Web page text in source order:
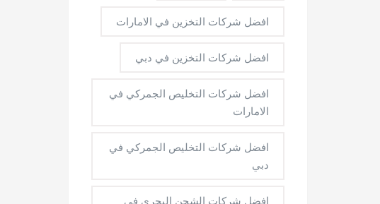
افضل شركات التخزين في الامارات
افضل شركات التخزين في دبي
افضل شركات التخليص الجمركي في
الامارات
افضل شركات التخليص الجمركي في
دبي
افضل شركات الشحن البحري في